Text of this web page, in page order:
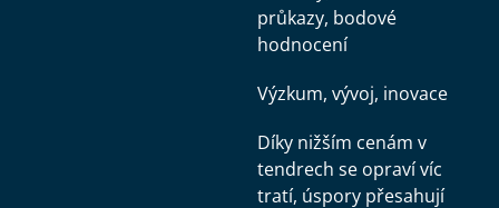
průkazy, bodové
hodnocení
Výzkum, vývoj, inovace
Díky nižším cenám v
tendrech se opraví víc
tratí, úspory přesahují